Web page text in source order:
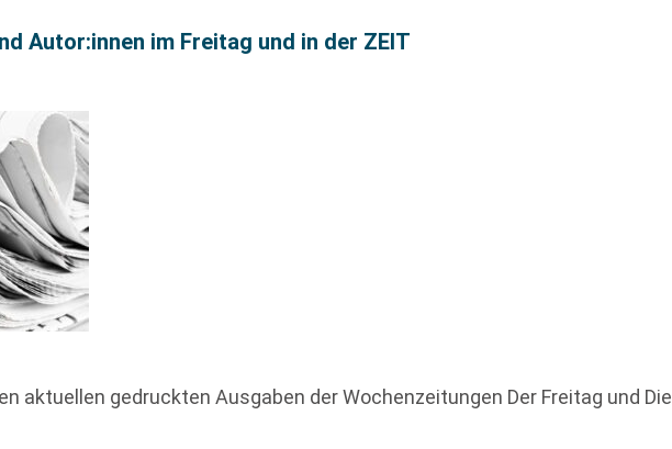
Autor:innen im Freitag und in der ZEIT
aktuellen gedruckten Ausgaben der Wochenzeitungen Der Freitag und